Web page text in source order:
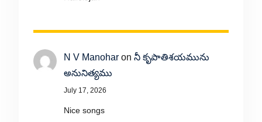
N V Manoharon నీ కృపాతిశయమును
అనునిత్యము
July 17, 2026
Nice songs